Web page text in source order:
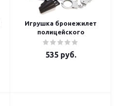
Игрушка бронежилет
полицейского
535руб.